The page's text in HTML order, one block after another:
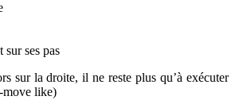
ses pas
sur la droite, il ne reste plus qu’à exécuter
move like)